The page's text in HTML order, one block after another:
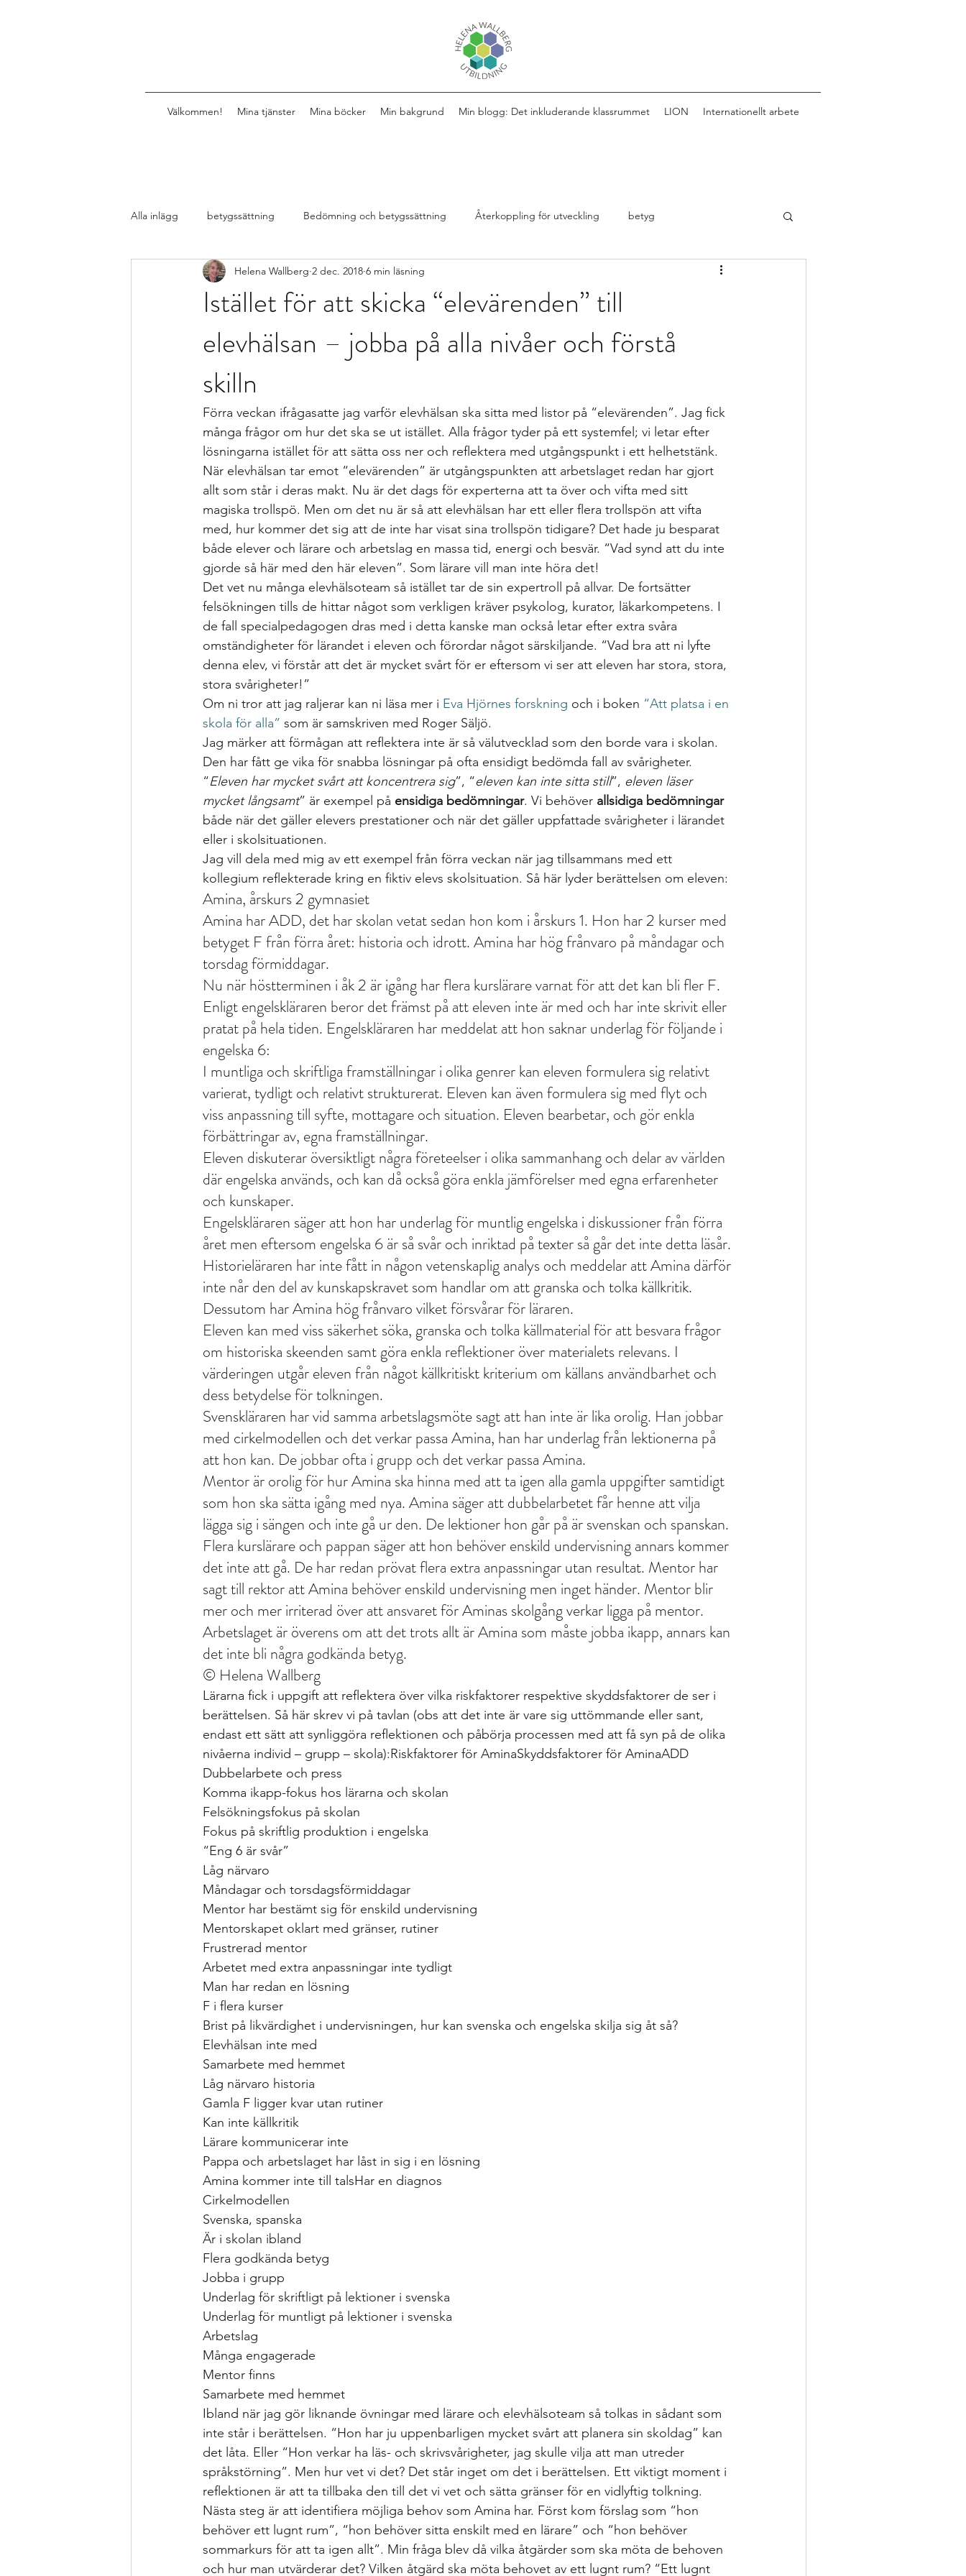
Välkommen! Mina tjänster Mina böcker Min bakgrund Min blogg: Det inkluderande klassrummet LION Internationellt arbete
Alla inlägg betygssättning Bedömning och betygssättning Återkoppling för utveckling betyg
Design av lektioner, uppgifter, mat Design av lektioner
Formativ bedömning som förhållnings differentierad undervisning Growth mindset Inkludering
Kollegialt lärande
specialpedagogen och försteläraren Skoldebatt Relationellt och kategoriskt perspe Stödinsatser
Strategier för att träna och kompen uppgifter The Agency for Special Needs and In Återkoppling för utveckling
Bedömning och betygssättning Beprövad erfarenhet betygssättning
Istället för att skicka “elevärenden” till
elevhälsan – jobba på alla nivåer och förstå
skilln
Helena Wallberg 2 dec. 2018 6 min läsning
Förra veckan ifrågasatte jag varför elevhälsan ska sitta med listor på “elevärenden”. Jag fick
många frågor om hur det ska se ut istället. Alla frågor tyder på ett systemfel; vi letar efter
lösningarna istället för att sätta oss ner och reflektera med utgångspunkt i ett helhetstänk.
När elevhälsan tar emot “elevärenden” är utgångspunkten att arbetslaget redan har gjort
allt som står i deras makt. Nu är det dags för experterna att ta över och vifta med sitt
magiska trollspö. Men om det nu är så att elevhälsan har ett eller flera trollspön att vifta
med, hur kommer det sig att de inte har visat sina trollspön tidigare? Det hade ju besparat
både elever och lärare och arbetslag en massa tid, energi och besvär. “Vad synd att du inte
gjorde så här med den här eleven”. Som lärare vill man inte höra det!
Det vet nu många elevhälsoteam så istället tar de sin expertroll på allvar. De fortsätter
felsökningen tills de hittar något som verkligen kräver psykolog, kurator, läkarkompetens. I
de fall specialpedagogen dras med i detta kanske man också letar efter extra svåra
omständigheter för lärandet i eleven och förordar något särskiljande. “Vad bra att ni lyfte
denna elev, vi förstår att det är mycket svårt för er eftersom vi ser att eleven har stora, stora,
stora svårigheter!”
Om ni tror att jag raljerar kan ni läsa mer i Eva Hjörnes forskning och i boken “Att platsa i en
skola för alla” som är samskriven med Roger Säljö.
Jag märker att förmågan att reflektera inte är så välutvecklad som den borde vara i skolan.
Den har fått ge vika för snabba lösningar på ofta ensidigt bedömda fall av svårigheter.
“Eleven har mycket svårt att koncentrera sig”, “eleven kan inte sitta still”, eleven läser
mycket långsamt” är exempel på ensidiga bedömningar. Vi behöver allsidiga bedömningar
både när det gäller elevers prestationer och när det gäller uppfattade svårigheter i lärandet
eller i skolsituationen.
Jag vill dela med mig av ett exempel från förra veckan när jag tillsammans med ett
kollegium reflekterade kring en fiktiv elevs skolsituation. Så här lyder berättelsen om eleven:
Amina, årskurs 2 gymnasiet
Amina har ADD, det har skolan vetat sedan hon kom i årskurs 1. Hon har 2 kurser med
betyget F från förra året: historia och idrott. Amina har hög frånvaro på måndagar och
torsdag förmiddagar.
Nu när höstterminen i åk 2 är igång har flera kurslärare varnat för att det kan bli fler F.
Enligt engelskläraren beror det främst på att eleven inte är med och har inte skrivit eller
pratat på hela tiden. Engelskläraren har meddelat att hon saknar underlag för följande i
engelska 6:
I muntliga och skriftliga framställningar i olika genrer kan eleven formulera sig relativt
varierat, tydligt och relativt strukturerat. Eleven kan även formulera sig med flyt och
viss anpassning till syfte, mottagare och situation. Eleven bearbetar, och gör enkla
förbättringar av, egna framställningar.
Eleven diskuterar översiktligt några företeelser i olika sammanhang och delar av världen
där engelska används, och kan då också göra enkla jämförelser med egna erfarenheter
och kunskaper.
Engelskläraren säger att hon har underlag för muntlig engelska i diskussioner från förra
året men eftersom engelska 6 är så svår och inriktad på texter så går det inte detta läsår.
Historieläraren har inte fått in någon vetenskaplig analys och meddelar att Amina därför
inte når den del av kunskapskravet som handlar om att granska och tolka källkritik.
Dessutom har Amina hög frånvaro vilket försvårar för läraren.
Eleven kan med viss säkerhet söka, granska och tolka källmaterial för att besvara frågor
om historiska skeenden samt göra enkla reflektioner över materialets relevans. I
värderingen utgår eleven från något källkritiskt kriterium om källans användbarhet och
dess betydelse för tolkningen.
Svenskläraren har vid samma arbetslagsmöte sagt att han inte är lika orolig. Han jobbar
med cirkelmodellen och det verkar passa Amina, han har underlag från lektionerna på
att hon kan. De jobbar ofta i grupp och det verkar passa Amina.
Mentor är orolig för hur Amina ska hinna med att ta igen alla gamla uppgifter samtidigt
som hon ska sätta igång med nya. Amina säger att dubbelarbetet får henne att vilja
lägga sig i sängen och inte gå ur den. De lektioner hon går på är svenskan och spanskan.
Flera kurslärare och pappan säger att hon behöver enskild undervisning annars kommer
det inte att gå. De har redan prövat flera extra anpassningar utan resultat. Mentor har
sagt till rektor att Amina behöver enskild undervisning men inget händer. Mentor blir
mer och mer irriterad över att ansvaret för Aminas skolgång verkar ligga på mentor.
Arbetslaget är överens om att det trots allt är Amina som måste jobba ikapp, annars kan
det inte bli några godkända betyg.
© Helena Wallberg
Lärarna fick i uppgift att reflektera över vilka riskfaktorer respektive skyddsfaktorer de ser i
berättelsen. Så här skrev vi på tavlan (obs att det inte är vare sig uttömmande eller sant,
endast ett sätt att synliggöra reflektionen och påbörja processen med att få syn på de olika
nivåerna individ – grupp – skola):Riskfaktorer för AminaSkyddsfaktorer för AminaADD
Dubbelarbete och press
Komma ikapp-fokus hos lärarna och skolan
Felsökningsfokus på skolan
Fokus på skriftlig produktion i engelska
“Eng 6 är svår”
Låg närvaro
Måndagar och torsdagsförmiddagar
Mentor har bestämt sig för enskild undervisning
Mentorskapet oklart med gränser, rutiner
Frustrerad mentor
Arbetet med extra anpassningar inte tydligt
Man har redan en lösning
F i flera kurser
Brist på likvärdighet i undervisningen, hur kan svenska och engelska skilja sig åt så?
Elevhälsan inte med
Samarbete med hemmet
Låg närvaro historia
Gamla F ligger kvar utan rutiner
Kan inte källkritik
Lärare kommunicerar inte
Pappa och arbetslaget har låst in sig i en lösning
Amina kommer inte till talsHar en diagnos
Cirkelmodellen
Svenska, spanska
Är i skolan ibland
Flera godkända betyg
Jobba i grupp
Underlag för skriftligt på lektioner i svenska
Underlag för muntligt på lektioner i svenska
Arbetslag
Många engagerade
Mentor finns
Samarbete med hemmet
Ibland när jag gör liknande övningar med lärare och elevhälsoteam så tolkas in sådant som
inte står i berättelsen. “Hon har ju uppenbarligen mycket svårt att planera sin skoldag” kan
det låta. Eller “Hon verkar ha läs- och skrivsvårigheter, jag skulle vilja att man utreder
språkstörning”. Men hur vet vi det? Det står inget om det i berättelsen. Ett viktigt moment i
reflektionen är att ta tillbaka den till det vi vet och sätta gränser för en vidlyftig tolkning.
Nästa steg är att identifiera möjliga behov som Amina har. Först kom förslag som “hon
behöver ett lugnt rum”, “hon behöver sitta enskilt med en lärare” och “hon behöver
sommarkurs för att ta igen allt”. Min fråga blev då vilka åtgärder som ska möta de behoven
och hur man utvärderar det? Vilken åtgärd ska möta behovet av ett lugnt rum? “Ett lugnt